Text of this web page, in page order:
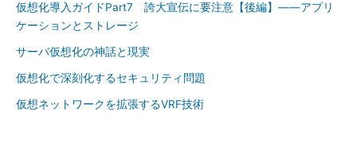
仮想化導入ガイドPart7 誇大宣伝に要注意【後編】――アプリ
ケーションとストレージ
サーバ仮想化の神話と現実
仮想化で深刻化するセキュリティ問題
仮想ネットワークを拡張するVRF技術